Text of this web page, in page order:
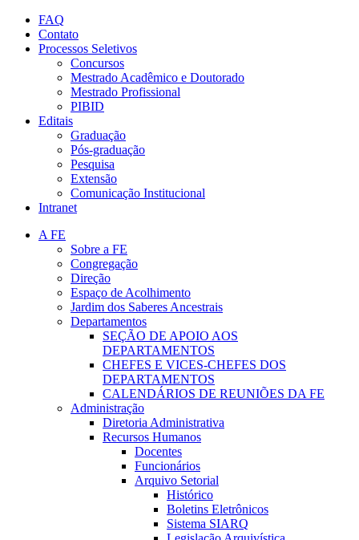
FAQ
Contato
Processos Seletivos
Concursos
Mestrado Acadêmico e Doutorado
Mestrado Profissional
PIBID
Editais
Graduação
Pós-graduação
Pesquisa
Extensão
Comunicação Institucional
Intranet
A FE
Sobre a FE
Congregação
Direção
Espaço de Acolhimento
Jardim dos Saberes Ancestrais
Departamentos
SEÇÃO DE APOIO AOS
DEPARTAMENTOS
CHEFES E VICES-CHEFES DOS
DEPARTAMENTOS
CALENDÁRIOS DE REUNIÕES DA FE
Administração
Diretoria Administrativa
Recursos Humanos
Docentes
Funcionários
Arquivo Setorial
Histórico
Boletins Eletrônicos
Sistema SIARQ